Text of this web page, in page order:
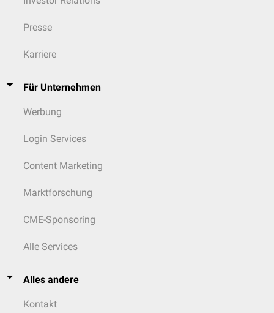
Presse
Karriere
Für Unternehmen
Werbung
Login Services
Content Marketing
Marktforschung
CME-Sponsoring
Alle Services
Alles andere
Kontakt